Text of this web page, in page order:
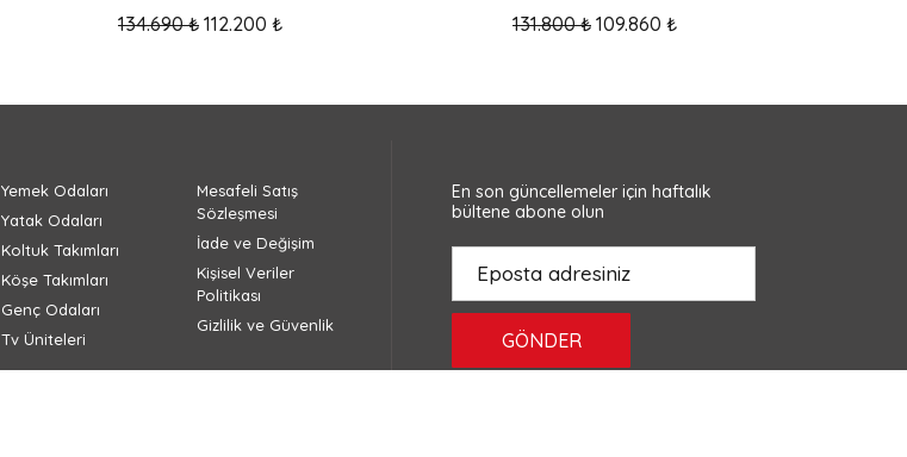
134.690 ₺ 112.200 ₺ 131.800 ₺ 109.860 ₺
Yemek Odaları
Yatak Odaları
Koltuk Takımları
Köşe Takımları
Genç Odaları
Tv Üniteleri
Mesafeli Satış
Sözleşmesi
İade ve Değişim
Kişisel Veriler
Politikası
Gizlilik ve Güvenlik
En son güncellemeler için haftalık
bültene abone olun
GÖNDER